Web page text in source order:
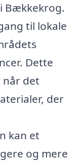
Bækkekrog.
til lokale
Dette
det
der
kan et
og mere